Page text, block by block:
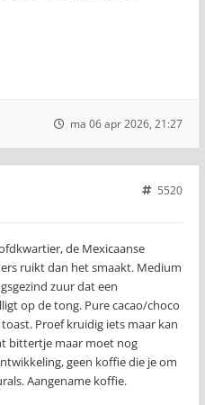
ma 06 apr 2026, 21:27
5520
de Mexicaanse
ruikt dan het smaakt. Medium
zuur dat een
op de tong. Pure cacao/choco
Proef kruidig iets maar kan
bittertje maar moet nog
geen koffie die je om
Aangename koffie.